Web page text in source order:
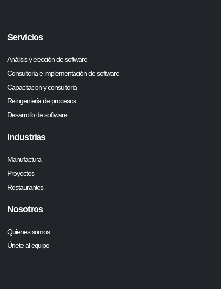
Servicios
Análisis y elección de software
Consultoría e implementación de software
Capacitación y consultoría
Reingeniería de procesos
Desarrollo de software
Industrias
Manufactura
Proyectos
Restaurantes
Nosotros
Quienes somos
Únete al equipo